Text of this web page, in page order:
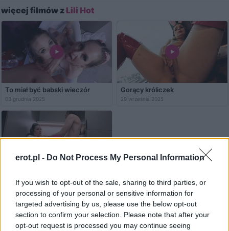
erot.pl - Do Not Process My Personal Information
If you wish to opt-out of the sale, sharing to third parties, or
processing of your personal or sensitive information for
targeted advertising by us, please use the below opt-out
section to confirm your selection. Please note that after your
opt-out request is processed you may continue seeing
więcej filmów z Lili Hot
To miał być babski wieczór
03 grudnia 2025
Gorący króliczek
29 września 2025
Wkurzony szef
Podobne filmy